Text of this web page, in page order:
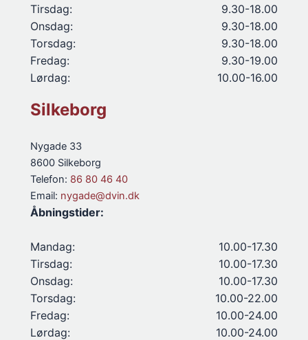
Tirsdag:
9.30-18.00
Onsdag:
9.30-18.00
Torsdag:
9.30-18.00
Fredag:
9.30-19.00
Lørdag:
10.00-16.00
Silkeborg
Nygade 33
8600 Silkeborg
Telefon: 86 80 46 40
Email: nygade@dvin.dk
Åbningstider:
Mandag:
10.00-17.30
Tirsdag:
10.00-17.30
Onsdag:
10.00-17.30
Torsdag:
10.00-22.00
Fredag:
10.00-24.00
Lørdag:
10.00-24.00